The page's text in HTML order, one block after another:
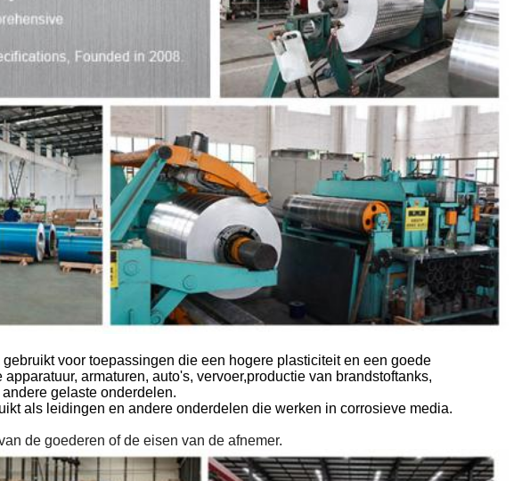
voor toepassingen die een hogere plasticiteit en een goede
armaturen, auto's, vervoer,productie van brandstoftanks,
gelaste onderdelen.
als leidingen en andere onderdelen die werken in corrosieve media.
de goederen of de eisen van de afnemer.